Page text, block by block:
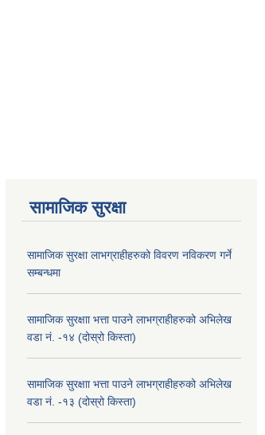
सामाजिक सुरक्षा
सामाजिक सुरक्षा लाभग्राहीहरुको विवरण नविकरण गर्ने
सम्बन्धमा
सामाजिक सुरक्षाा भत्ता पाउने लाभग्राहीहरुको अभिलेख
वडा नं. -१४ (दोस्रो किस्ता)
सामाजिक सुरक्षाा भत्ता पाउने लाभग्राहीहरुको अभिलेख
वडा नं. -१३ (दोस्रो किस्ता)